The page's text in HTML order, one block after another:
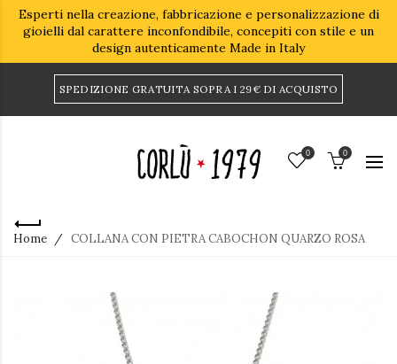
Esperti nella creazione, fabbricazione e personalizzazione di
gioielli dal carattere inconfondibile, concepiti con stile e un
design autenticamente Made in Italy
SPEDIZIONE GRATUITA SOPRA I 29€ DI ACQUISTO
0 0
Home COLLANA CON PIETRA CABOCHON QUARZO ROSA